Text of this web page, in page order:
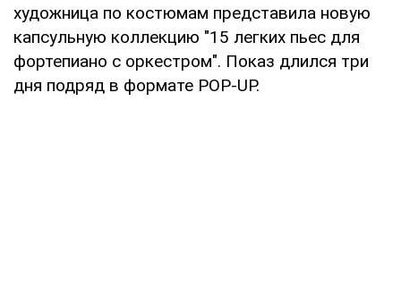
художница по костюмам представила новую
капсульную коллекцию "15 легких пьес для
фортепиано с оркестром". Показ длился три
дня подряд в формате POP-UP.